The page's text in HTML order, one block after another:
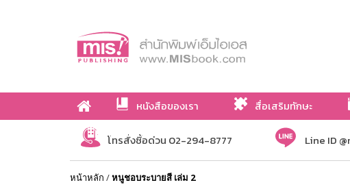
หนังสือของเรา สื่อเสริมทักษะ
เกี่ยวกับเรา
โทรสั่งซื้อด่วน 02-294-8777 Line ID
หน้าหลัก /หนูชอบระบายสี เล่ม 2